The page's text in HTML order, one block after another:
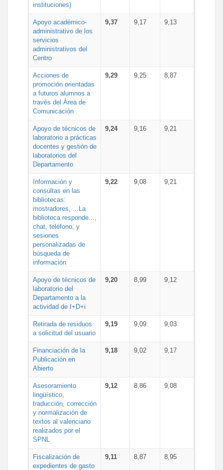
instituciones)
Apoyo académico-
administrativo de los
servicios
administrativos del
Centro
9,37 9,17 9,13
Acciones de
promoción orientadas
a futuros alumnos a
través del Área de
Comunicación
9,29 9,25 8,87
Apoyo de técnicos de
laboratorio a prácticas
docentes y gestión de
laboratorios del
Departamento
9,24 9,16 9,21
Información y
consultas en las
bibliotecas:
mostradores, ...La
biblioteca responde...,
chat, teléfono, y
sesiones
personalizadas de
búsqueda de
información
9,22 9,08 9,21
Apoyo de técnicos de
laboratorio del
Departamento a la
actividad de I+D+i
9,20 8,99 9,12
Retirada de residuos
a solicitud del usuario
9,19 9,09 9,03
Financiación de la
Publicación en
Abierto
9,18 9,02 9,17
Asesoramiento
lingüístico,
traducción, corrección
y normalización de
textos al valenciano
realizados por el
SPNL
9,12 8,86 9,08
Fiscalización de
expedientes de gasto
9,11 8,87 8,95